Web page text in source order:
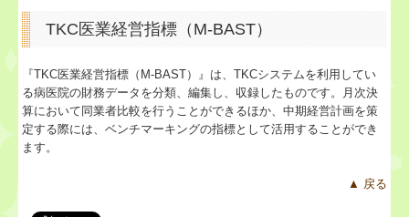
TKC医業経営指標（M-BAST）
『TKC医業経営指標（M-BAST）』は、TKCシステムを利用してい
る病医院の財務データを分類、編集し、収録したものです。月次決
算において同業者比較を行うことができるほか、中期経営計画を策
定する際には、ベンチマーキングの指標として活用することができ
ます。
▲ 戻る